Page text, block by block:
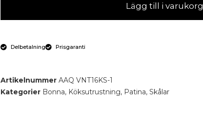
Lägg till i varukorg
Delbetalning Prisgaranti
Artikelnummer AAQ VNT16KS-1
Kategorier Bonna, Köksutrustning, Patina, Skålar